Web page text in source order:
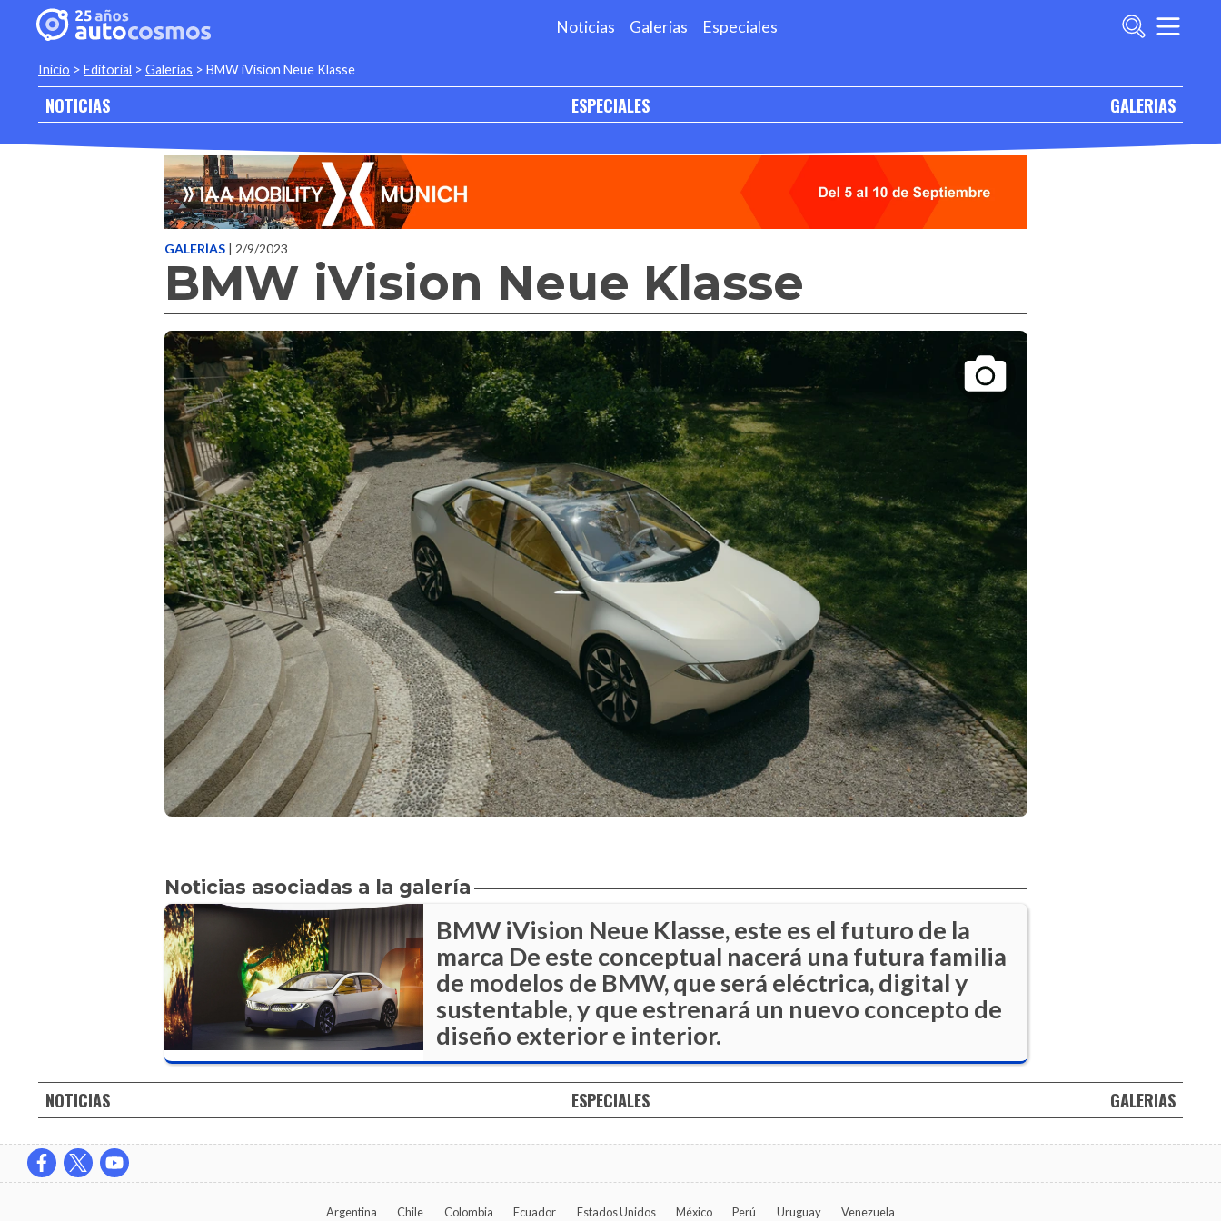
Noticias Galerias Especiales
Inicio > Editorial > Galerias > BMW iVision Neue Klasse
NOTICIAS ESPECIALES GALERIAS
GALERÍAS | 2/9/2023
BMW iVision Neue Klasse
Noticias asociadas a la galería
BMW iVision Neue Klasse, este es el futuro de la
marca De este conceptual nacerá una futura familia
de modelos de BMW, que será eléctrica, digital y
sustentable, y que estrenará un nuevo concepto de
diseño exterior e interior.
NOTICIAS ESPECIALES GALERIAS
Argentina Chile Colombia Ecuador Estados Unidos México Perú Uruguay Venezuela